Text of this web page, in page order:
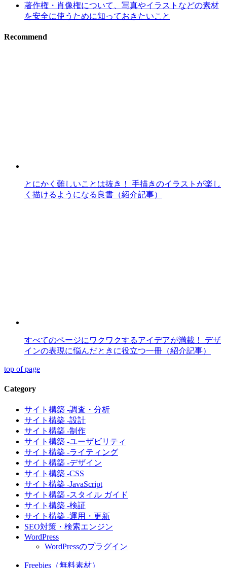
著作権・肖像権について、写真やイラストなどの素材
を安全に使うために知っておきたいこと
Recommend
とにかく難しいことは抜き！ 手描きのイラストが楽し
く描けるようになる良書（紹介記事）
すべてのページにワクワクするアイデアが満載！ デザ
インの表現に悩んだときに役立つ一冊（紹介記事）
top of page
Category
サイト構築 -調査・分析
サイト構築 -設計
サイト構築 -制作
サイト構築 -ユーザビリティ
サイト構築 -ライティング
サイト構築 -デザイン
サイト構築 -CSS
サイト構築 -JavaScript
サイト構築 -スタイル ガイド
サイト構築 -検証
サイト構築 -運用・更新
SEO対策・検索エンジン
WordPress
WordPressのプラグイン
Freebies（無料素材）